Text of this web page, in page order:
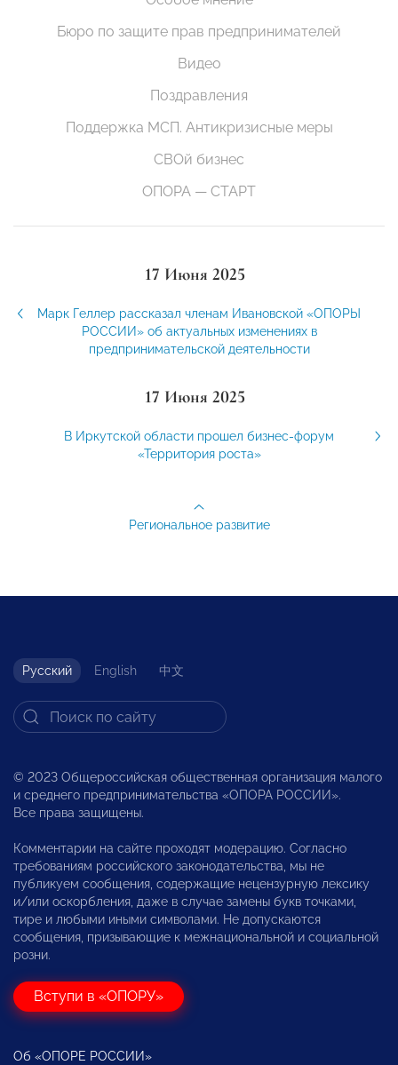
Бюро по защите прав предпринимателей
Видео
Поздравления
Поддержка МСП. Антикризисные меры
СВОй бизнес
ОПОРА — СТАРТ
17 Июня 2025
Марк Геллер рассказал членам Ивановской «ОПОРЫ
РОССИИ» об актуальных изменениях в
предпринимательской деятельности
17 Июня 2025
В Иркутской области прошел бизнес-форум
«Территория роста»
Региональное развитие
Русский English 中文
© 2023 Общероссийская общественная организация малого
и среднего предпринимательства «ОПОРА РОССИИ».
Все права защищены.
Комментарии на сайте проходят модерацию. Согласно
требованиям российского законодательства, мы не
публикуем сообщения, содержащие нецензурную лексику
и/или оскорбления, даже в случае замены букв точками,
тире и любыми иными символами. Не допускаются
сообщения, призывающие к межнациональной и социальной
розни.
Вступи в «ОПОРУ»
Об «ОПОРЕ РОССИИ»